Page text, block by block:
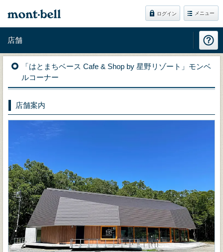
ログイン メニュー
店舗
「はとまちベース Cafe & Shop by 星野リゾート」モンベ
ルコーナー
店舗案内